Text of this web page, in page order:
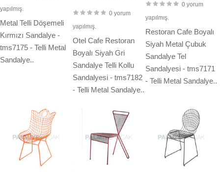
yapılmış.
Metal Telli Döşemeli
Kırmızı Sandalye -
tms7175 - Telli Metal
Sandalye..
0 yorum
yapılmış.
Otel Cafe Restoran
Boyalı Siyah Gri
Sandalye Telli Kollu
Sandalyesi - tms7182
- Telli Metal Sandalye..
0 yorum
yapılmış.
Restoran Cafe Boyalı
Siyah Metal Çubuk
Sandalye Tel
Sandalyesi - tms7171
- Telli Metal Sandalye..